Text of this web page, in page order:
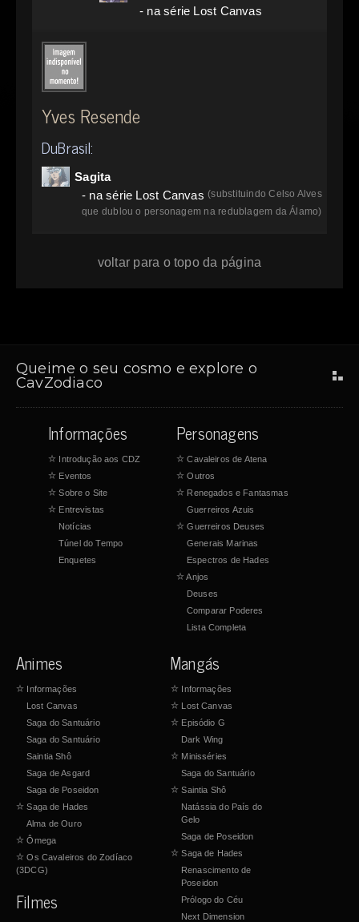
- na série Lost Canvas
Yves Resende
DuBrasil:
Sagita
- na série Lost Canvas(substituindo Celso Alves
que dublou o personagem na redublagem da Álamo)
voltar para o topo da página
Queime o seu cosmo e explore o
CavZodiaco
Informações
☆ Introdução aos CDZ
☆ Eventos
☆ Sobre o Site
☆ Entrevistas
Notícias
Túnel do Tempo
Enquetes
Personagens
☆ Cavaleiros de Atena
☆ Outros
☆ Renegados e Fantasmas
Guerreiros Azuis
☆ Guerreiros Deuses
Generais Marinas
Espectros de Hades
☆Anjos
Deuses
Comparar Poderes
Lista Completa
Animes
☆ Informações
Lost Canvas
Saga do Santuário
Saga do Santuário
Saintia Shô
Saga de Asgard
Saga de Poseidon
☆ Saga de Hades
Alma de Ouro
☆ Ômega
☆ Os Cavaleiros do Zodíaco
(3DCG)
Filmes
Mangás
☆ Informações
☆ Lost Canvas
☆ Episódio G
Dark Wing
☆ Minisséries
Saga do Santuário
☆ Saintia Shô
Natássia do País do
Gelo
Saga de Poseidon
☆ Saga de Hades
Renascimento de
Poseidon
Prólogo do Céu
Next Dimension